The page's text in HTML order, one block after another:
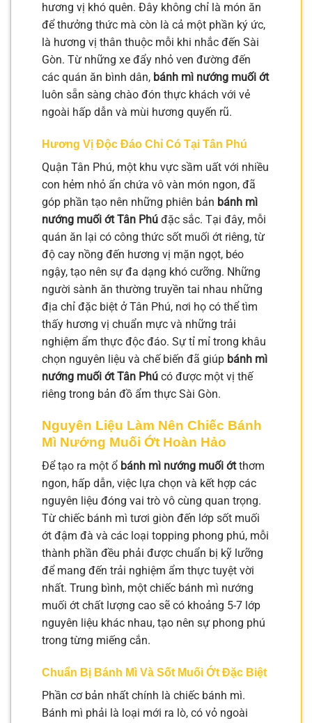
hương vị khó quên. Đây không chỉ là món ăn
để thưởng thức mà còn là cả một phần ký ức,
là hương vị thân thuộc mỗi khi nhắc đến Sài
Gòn. Từ những xe đẩy nhỏ ven đường đến
các quán ăn bình dân, bánh mì nướng muối ớt
luôn sẵn sàng chào đón thực khách với vẻ
ngoài hấp dẫn và mùi hương quyến rũ.
Hương Vị Độc Đáo Chỉ Có Tại Tân Phú
Quận Tân Phú, một khu vực sầm uất với nhiều
con hẻm nhỏ ẩn chứa vô vàn món ngon, đã
góp phần tạo nên những phiên bản bánh mì
nướng muối ớt Tân Phú đặc sắc. Tại đây, mỗi
quán ăn lại có công thức sốt muối ớt riêng, từ
độ cay nồng đến hương vị mặn ngọt, béo
ngậy, tạo nên sự đa dạng khó cưỡng. Những
người sành ăn thường truyền tai nhau những
địa chỉ đặc biệt ở Tân Phú, nơi họ có thể tìm
thấy hương vị chuẩn mực và những trải
nghiệm ẩm thực độc đáo. Sự tỉ mỉ trong khâu
chọn nguyên liệu và chế biến đã giúp bánh mì
nướng muối ớt Tân Phú có được một vị thế
riêng trong bản đồ ẩm thực Sài Gòn.
Nguyên Liệu Làm Nên Chiếc Bánh
Mì Nướng Muối Ớt Hoàn Hảo
Để tạo ra một ổ bánh mì nướng muối ớtthơm
ngon, hấp dẫn, việc lựa chọn và kết hợp các
nguyên liệu đóng vai trò vô cùng quan trọng.
Từ chiếc bánh mì tươi giòn đến lớp sốt muối
ớt đậm đà và các loại topping phong phú, mỗi
thành phần đều phải được chuẩn bị kỹ lưỡng
để mang đến trải nghiệm ẩm thực tuyệt vời
nhất. Trung bình, một chiếc bánh mì nướng
muối ớt chất lượng cao sẽ có khoảng 5-7 lớp
nguyên liệu khác nhau, tạo nên sự phong phú
trong từng miếng cắn.
Chuẩn Bị Bánh Mì Và Sốt Muối Ớt Đặc Biệt
Phần cơ bản nhất chính là chiếc bánh mì.
Bánh mì phải là loại mới ra lò, có vỏ ngoài